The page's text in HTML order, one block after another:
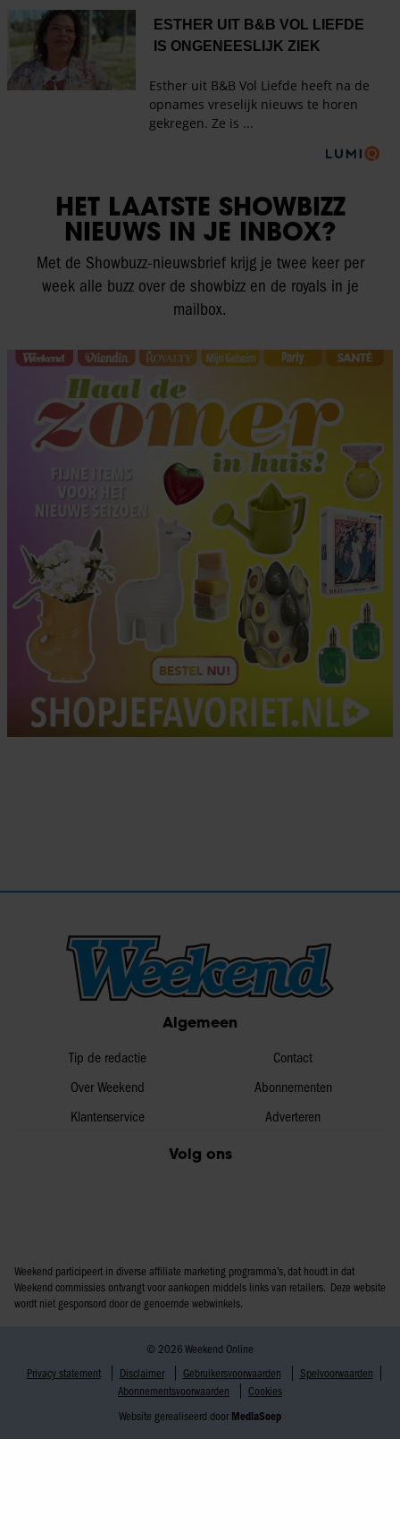
HET LAATSTE SHOWBIZZ
NIEUWS IN JE INBOX?
Met de Showbuzz-nieuwsbrief krijg je twee keer per
week alle buzz over de showbizz en de royals in je
mailbox.
Algemeen
Tip de redactie
Over Weekend
Klantenservice
Contact
Abonnementen
Adverteren
Volg ons
Weekend participeert in diverse affiliate marketing programma’s, dat houdt in dat
Weekend commissies ontvangt voor aankopen middels links van retailers. Deze website
wordt niet gesponsord door de genoemde webwinkels.
© 2026 Weekend Online
Privacy statement
Disclaimer Gebruikersvoorwaarden
Spelvoorwaarden
Abonnementsvoorwaarden
Cookies
Website gerealiseerd door MediaSoep